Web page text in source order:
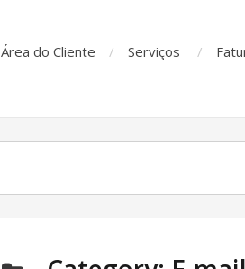
Área do Cliente Serviços